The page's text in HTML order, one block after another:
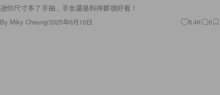
迷你尺寸多了手抽，手拿還是斜挎都很好看！
By Miky Cheung/2025年6月10日 8.4K 0